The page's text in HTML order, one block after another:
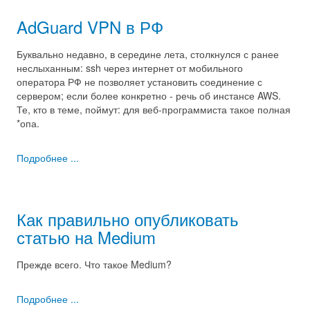
AdGuard VPN в РФ
Буквально недавно, в середине лета, столкнулся с ранее
неслыханным: ssh через интернет от мобильного
оператора РФ не позволяет установить соединение с
сервером; если более конкретно - речь об инстансе AWS.
Те, кто в теме, поймут: для веб-программиста такое полная
*опа.
Подробнее ...
Как правильно опубликовать
статью на Medium
Прежде всего. Что такое Medium?
Подробнее ...